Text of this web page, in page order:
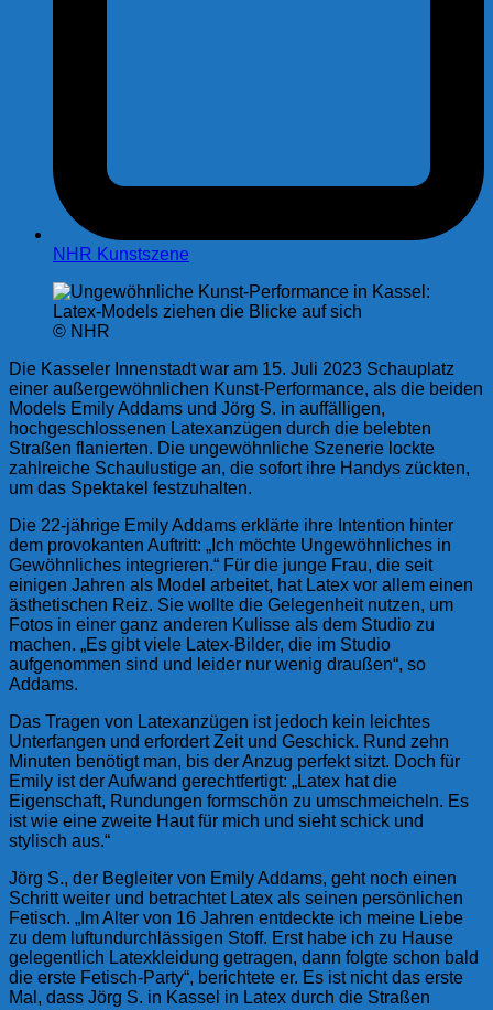
NHR Kunstszene
© NHR
Die Kasseler Innenstadt war am 15. Juli 2023 Schauplatz
einer außergewöhnlichen Kunst-Performance, als die beiden
Models Emily Addams und Jörg S. in auffälligen,
hochgeschlossenen Latexanzügen durch die belebten
Straßen flanierten. Die ungewöhnliche Szenerie lockte
zahlreiche Schaulustige an, die sofort ihre Handys zückten,
um das Spektakel festzuhalten.
Die 22-jährige Emily Addams erklärte ihre Intention hinter
dem provokanten Auftritt: „Ich möchte Ungewöhnliches in
Gewöhnliches integrieren.“ Für die junge Frau, die seit
einigen Jahren als Model arbeitet, hat Latex vor allem einen
ästhetischen Reiz. Sie wollte die Gelegenheit nutzen, um
Fotos in einer ganz anderen Kulisse als dem Studio zu
machen. „Es gibt viele Latex-Bilder, die im Studio
aufgenommen sind und leider nur wenig draußen“, so
Addams.
Das Tragen von Latexanzügen ist jedoch kein leichtes
Unterfangen und erfordert Zeit und Geschick. Rund zehn
Minuten benötigt man, bis der Anzug perfekt sitzt. Doch für
Emily ist der Aufwand gerechtfertigt: „Latex hat die
Eigenschaft, Rundungen formschön zu umschmeicheln. Es
ist wie eine zweite Haut für mich und sieht schick und
stylisch aus.“
Jörg S., der Begleiter von Emily Addams, geht noch einen
Schritt weiter und betrachtet Latex als seinen persönlichen
Fetisch. „Im Alter von 16 Jahren entdeckte ich meine Liebe
zu dem luftundurchlässigen Stoff. Erst habe ich zu Hause
gelegentlich Latexkleidung getragen, dann folgte schon bald
die erste Fetisch-Party“, berichtete er. Es ist nicht das erste
Mal, dass Jörg S. in Kassel in Latex durch die Straßen